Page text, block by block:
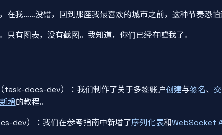
在我……没错，回到那座我最喜欢的城市之前，这种节奏恐怕
只有图表，没有截图。我知道，你们已经在嘘我了。
（task-docs-dev）：我们制作了关于多签账户创建与签名、
增的教程。
dev）：我们在参考指南中新增了序列化表和WebSocket